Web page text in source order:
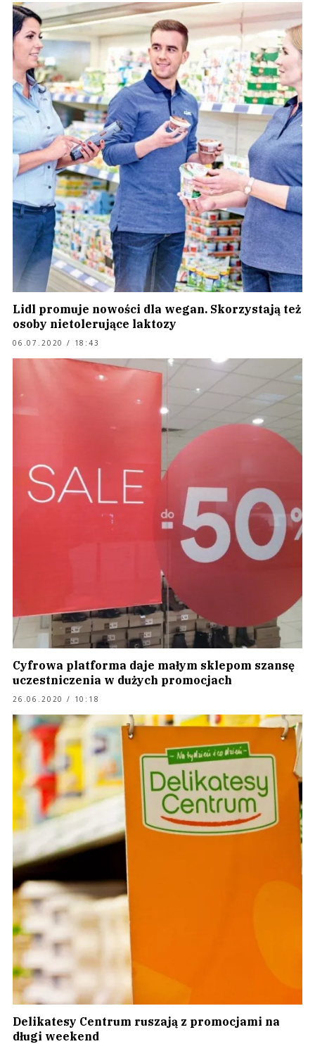
Lidl promuje nowości dla wegan. Skorzystają też
osoby nietolerujące laktozy
06.07.2020 / 18:43
Cyfrowa platforma daje małym sklepom szansę
uczestniczenia w dużych promocjach
26.06.2020 / 10:18
Delikatesy Centrum ruszają z promocjami na
długi weekend